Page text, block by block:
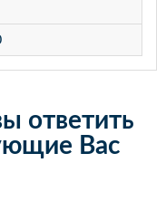
ответить
Вас